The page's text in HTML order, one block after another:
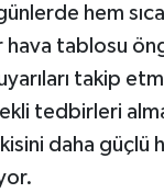
hem
tablosu
takip
tedbirleri
daha güçlü